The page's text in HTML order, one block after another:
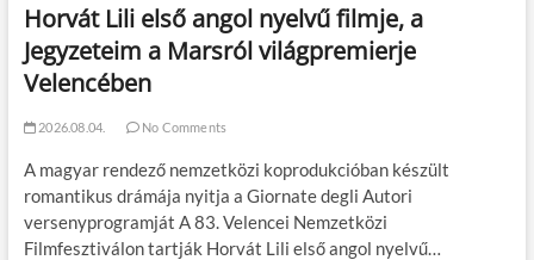
Horvát Lili első angol nyelvű filmje, a
Jegyzeteim a Marsról világpremierje
Velencében
2026.08.04. No Comments
A magyar rendező nemzetközi koprodukcióban készült
romantikus drámája nyitja a Giornate degli Autori
versenyprogramját A 83. Velencei Nemzetközi
Filmfesztiválon tartják Horvát Lili első angol nyelvű…